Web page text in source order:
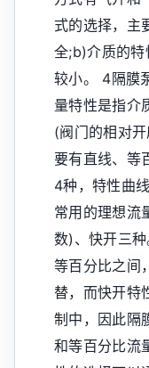
式的选择，主
全;b)介质的
较小。 4隔膜
量特性是指介
(阀门的相对
要有直线、等
4种，特性曲
常用的理想流
数)、快开三
等百分比之间
替，而快开特
制中，因此隔
和等百分比流